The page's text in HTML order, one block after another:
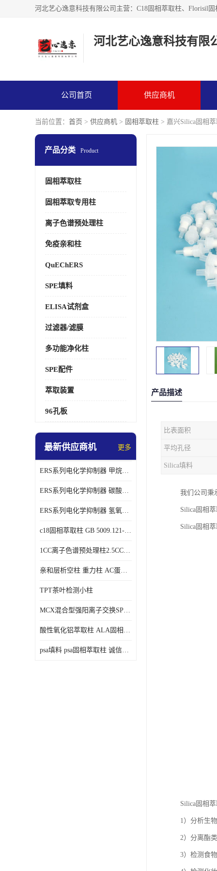
河北艺心逸意科技有限
公司首页 供应商机
当前位置： 首页 > 供应商机 > 固相萃取柱 > 嘉兴Silica固相
产品分类 Product
固相萃取柱
固相萃取专用柱
离子色谱预处理柱
免疫亲和柱
QuEChERS
SPE填料
ELISA试剂盒
过滤器/滤膜
多功能净化柱
SPE配件
萃取装置
96孔板
最新供应商机 更多
ERS系列电化学抑制器 甲烷磺酸体系 实验器材
ERS系列电化学抑制器 碳酸盐体系 实验科研仪器 适配离子色谱仪产品
ERS系列电化学抑制器 氢氧根体系 检测灵敏度高 适用梯度淋洗 实验耗材
c18固相萃取柱 GB 5009.121-2016 spe柱
1CC离子色谱预处理柱2.5CC 50支/盒
亲和层析空柱 重力柱 AC蛋白纯化柱 蛋白层析柱
TPT茶叶检测小柱
MCX混合型强阳离子交换SPE柱60mg/3ml
酸性氧化铝萃取柱 ALA固相萃取柱
psa填料 psa固相萃取柱 诚信经营 来电咨询
产品描述
比表面积
平均孔径
Silica填料
我们公司秉
Silica固相
Silica固相
Silica固相萃
1）分析生
2）分离酯
3）检测食